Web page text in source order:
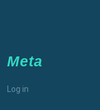
Meta
Log in